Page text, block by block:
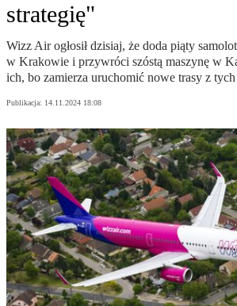
strategię"
Wizz Air ogłosił dzisiaj, że doda piąty
w Krakowie i przywróci szóstą maszynę w
ich, bo zamierza uruchomić nowe trasy z tych
Publikacja: 14.11.2024 18:08